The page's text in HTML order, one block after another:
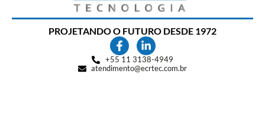
PROJETANDO O FUTURO DESDE 1972
+55 11 3138-4949
atendimento@ecrtec.com.br